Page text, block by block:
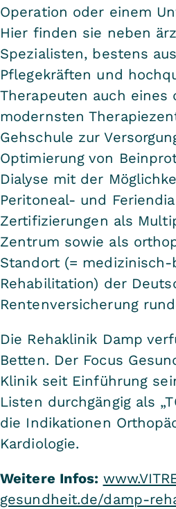
Operation oder einem
Hier finden sie neben
Spezialisten, bestens
Pflegekräften und
Therapeuten auch eines
modernsten
Gehschule zur
Optimierung von
Dialyse mit der
Peritoneal- und
Zertifizierungen als
Zentrum sowie als
Standort (=
Rehabilitation) der
Rentenversicherung
Die Rehaklinik Damp
Betten. Der Focus
Klinik seit Einführung
Listen durchgängig als
die Indikationen
Kardiologie.
Weitere Infos:
gesundheit.de/damp-